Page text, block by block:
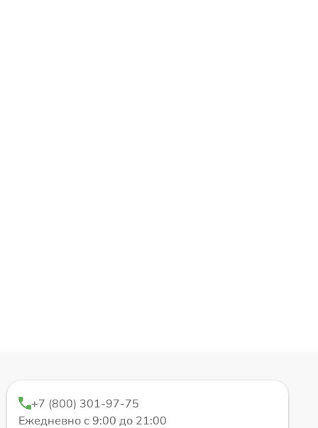
+7 (800) 301-97-75
Ежедневно с 9:00 до 21:00